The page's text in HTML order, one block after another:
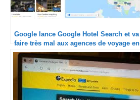
Google lance Google Hotel Search et va
faire très mal aux agences de voyage en
ligne